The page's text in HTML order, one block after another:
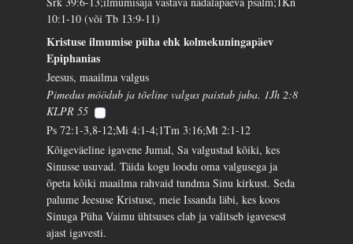
10:1-10 (või Tb 13:9-11)
Kristuse ilmumise püha ehk kolmekuningapäev
Epiphanias
Jeesus, maailma valgus
Pimedus möödub ja tõeline valgus paistab juba. 1Jh 2:8
KLPR 55
Ps 72:1-3,8-12;Mi 4:1-4;1Tm 3:16;Mt 2:1-12
Kõigeväeline igavene Jumal, Sa valgustad kõiki, kes
Sinusse usuvad. Täida kogu loodu oma valgusega ja
õpeta kõiki maailma rahvaid tundma Sinu kirkust. Seda
palume Jeesuse Kristuse, meie Issanda läbi, kes koos
Sinuga Püha Vaimu ühtsuses elab ja valitseb igavesest
ajast igavesti.